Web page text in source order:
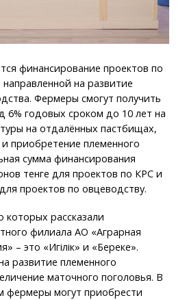
финансирование проектов по
на развитие
Фермеры смогут получить
6% годовых сроком до 10 лет на
на отдалённых пастбищах,
приобретение племенного
сумма финансирования
тенге для проектов по КРС и
проектов по овцеводству.
рассказали
филиала АО «Аграрная
– это «Игілік» и «Береке».
развитие племенного
маточного поголовья. В
фермеры могут приобрести